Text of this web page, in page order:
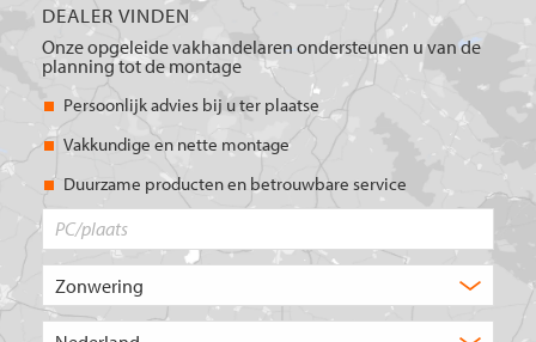
DEALER VINDEN
Onze opgeleide vakhandelaren ondersteunen u van de
planning tot de montage
Persoonlijk advies bij u ter plaatse
Vakkundige en nette montage
Duurzame producten en betrouwbare service
product